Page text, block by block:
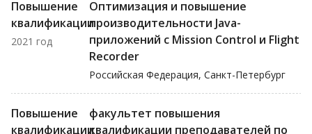
Повышение
квалификации
2021 год
Оптимизация и повышение
производительности Java-
приложений с Mission Control и Flight
Recorder
Российская Федерация, Санкт-Петербург
Повышение
квалификации
факультет повышения
квалификации преподавателей по